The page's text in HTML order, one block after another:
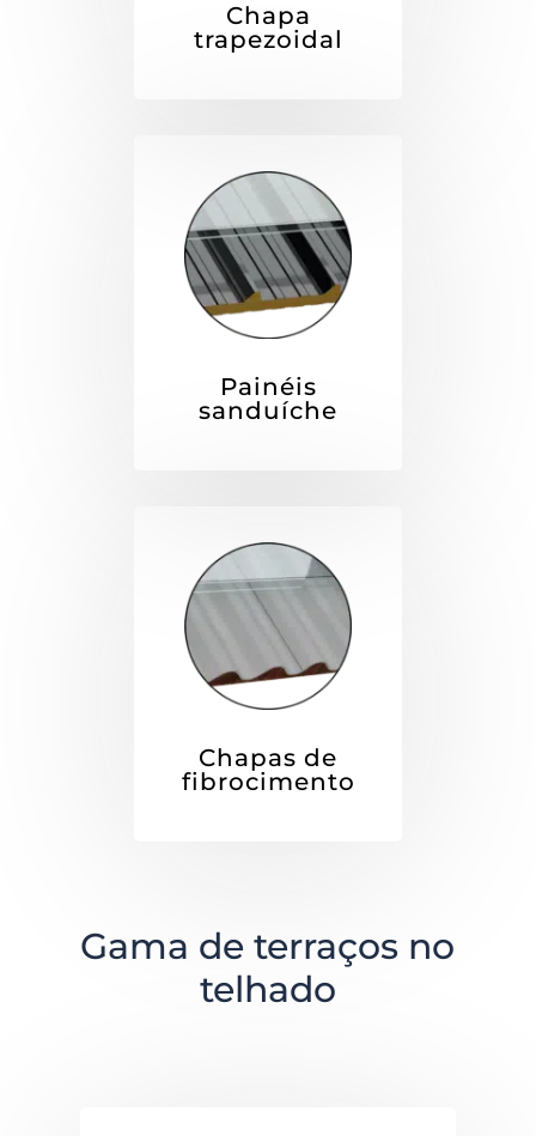
Chapa
trapezoidal
Painéis
sanduíche
Chapas de
fibrocimento
Gama de terraços no
telhado